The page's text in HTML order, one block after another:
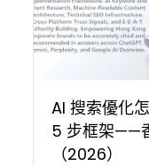
AI 搜索優化
5 步框架——
（2026）